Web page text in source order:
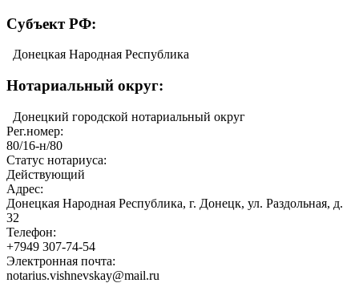
Cубъект РФ:
Донецкая Народная Республика
Нотариальный округ:
Донецкий городской нотариальный округ
Рег.номер:
80/16-н/80
Статус нотариуса:
Действующий
Адрес:
Донецкая Народная Республика, г. Донецк, ул. Раздольная, д.
32
Телефон:
+7949 307-74-54
Электронная почта:
notarius.vishnevskay@mail.ru